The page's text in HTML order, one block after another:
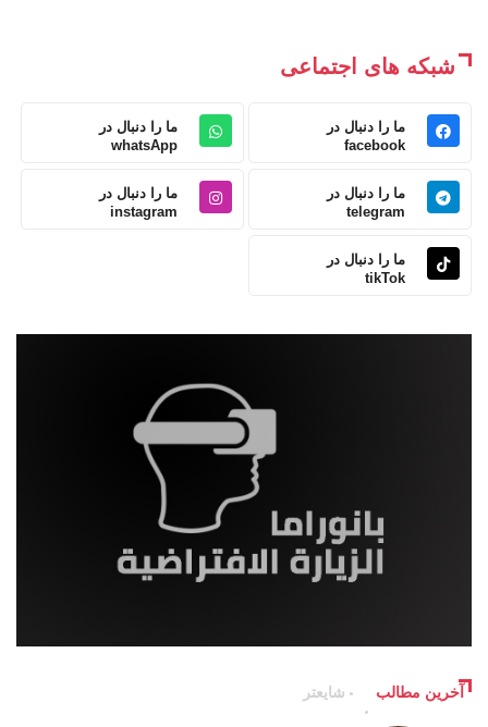
شبکه های اجتماعی
ما را دنبال در
facebook
ما را دنبال در
whatsApp
ما را دنبال در
telegram
ما را دنبال در
instagram
ما را دنبال در
tikTok
آخرین مطالب شایعتر